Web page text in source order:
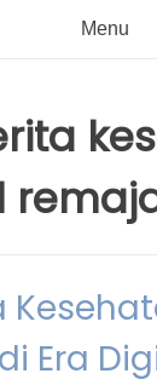
Menu
Era